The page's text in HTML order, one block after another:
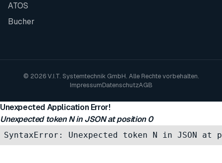
ATOS
Bucher
© 2026 V.I.T. Systemtechnik GmbH. Alle Rechte vorbehalten.
ImpressumDatenschutzAGB
Unexpected Application Error!
Unexpected token N in JSON at position 0
SyntaxError: Unexpected token N in JSON at